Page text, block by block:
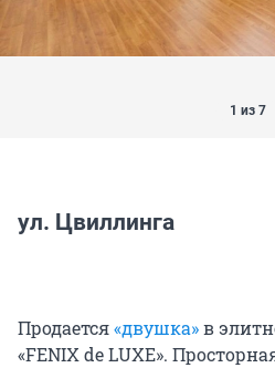
1 из 7
ул. Цвиллинга
Продается«двушка»в
«FENIX de LUXE».